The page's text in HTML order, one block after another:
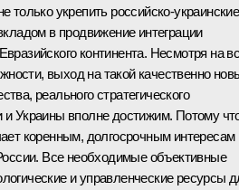
только укрепить российско-украинские
в продвижение интеграции
континента. Несмотря на
выход на такой качественно
реального стратегического
и Украины вполне достижим. Потому
коренным, долгосрочным интересам
Все необходимые объективные
и управленческие ресурсы